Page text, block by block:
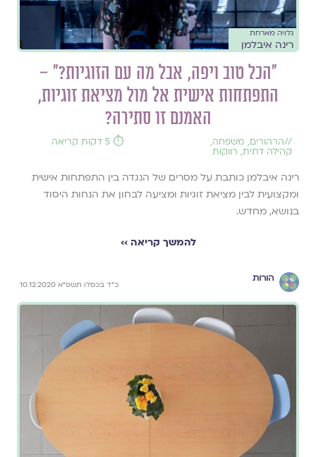
גלויה מארחת
רינה איבלמן
״הכל טוב ויפה, אבל מה עם הזוגיות?״ –
התפתחות אישית אל מול מציאת זוגיות,
האמנם זו סתירה?
//הרהורים, משפחה,
קהילה דתית, רווקות
⏱️ 5 דקות קריאה
רינה איבלמן כותבת על מסרים של הנגדה בין התפתחות אישית
ומקצועית לבין מציאת זוגיות ומציעה לבחון את הנחות היסוד
בנושא, מחדש.
להמשך קריאה ››
הורות
כ״ד בכסלו תשפ״א 10.12.2020